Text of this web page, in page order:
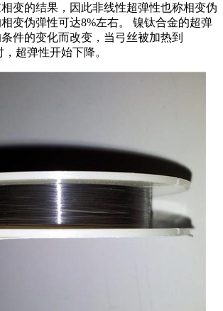
变的结果，因此非线性超弹性也称相变伪
变伪弹性可达8%左右。 镍钛合金的超弹
件的变化而改变，当弓丝被加热到
超弹性开始下降。